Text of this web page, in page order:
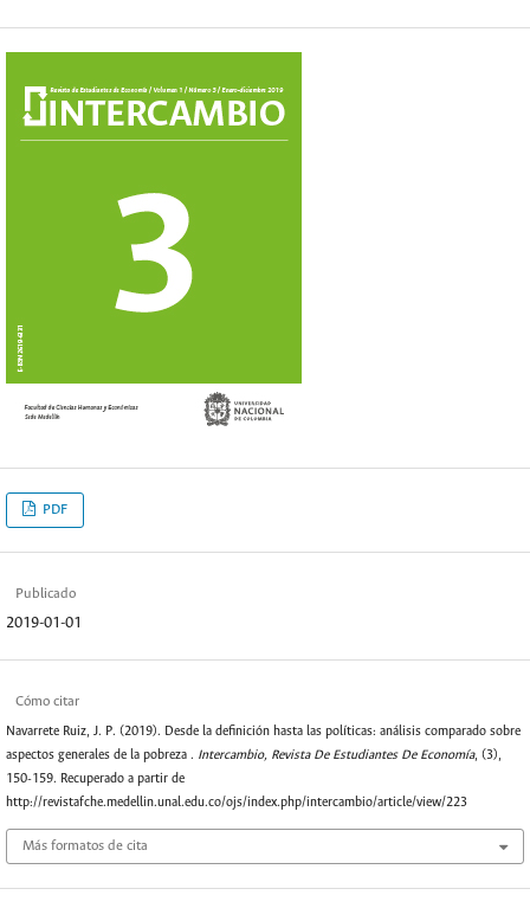
PDF
Publicado
2019-01-01
Cómo citar
Navarrete Ruiz, J. P. (2019). Desde la definición hasta las políticas: análisis comparado sobre
aspectos generales de la pobreza . Intercambio, Revista De Estudiantes De Economía, (3),
150-159. Recuperado a partir de
http://revistafche.medellin.unal.edu.co/ojs/index.php/intercambio/article/view/223
Más formatos de cita